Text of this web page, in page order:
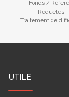
Fonds /
Requêtes.
Traitement de
UTILE